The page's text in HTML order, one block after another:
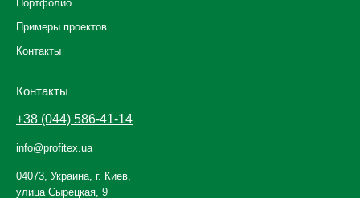
Портфолио
Примеры проектов
Контакты
Контакты
+38 (044) 586-41-14
info@profitex.ua
04073, Украина, г. Киев,
улица Сырецкая, 9